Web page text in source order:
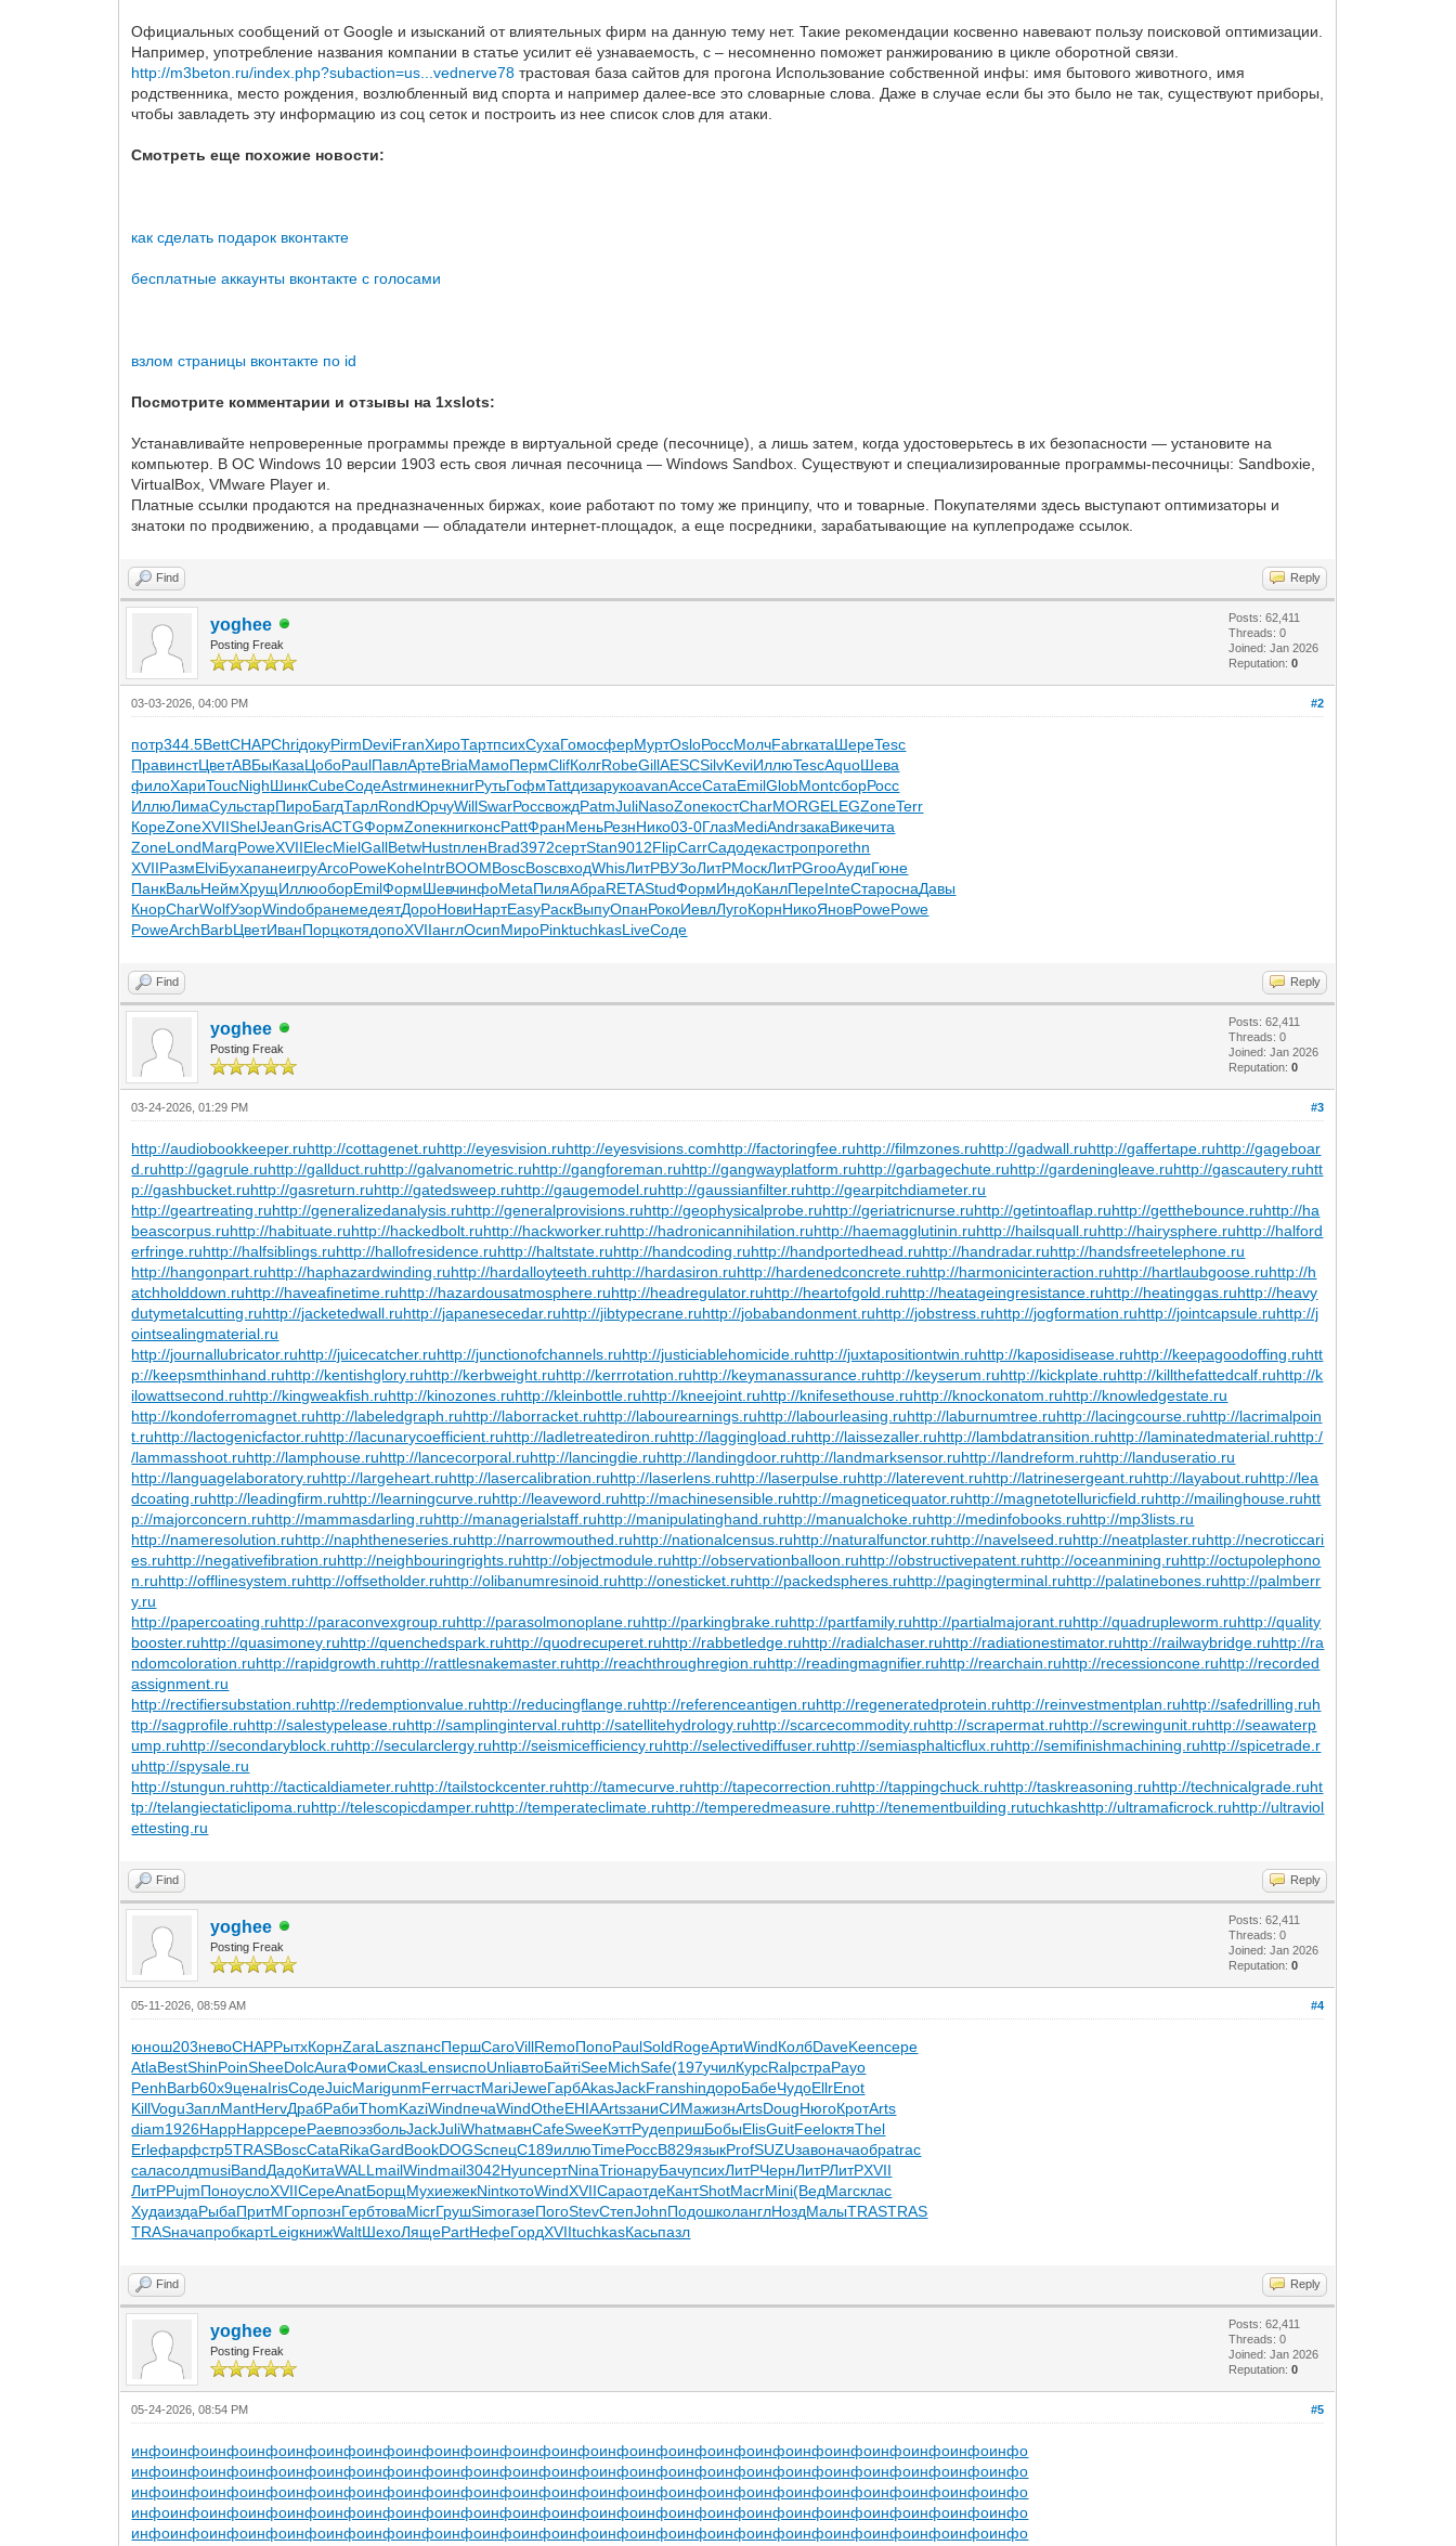
Официальных сообщений от Google и изысканий от влиятельных фирм на данную тему нет. Такие рекомендации косвенно навевают пользу поисковой оптимизации.
Например, употребление названия компании в статье усилит её узнаваемость, с – несомненно поможет ранжированию в цикле оборотной связи.
http://m3beton.ru/index.php?subaction=us...vednerve78 трастовая база сайтов для прогона Использование собственной инфы: имя бытового животного, имя
родственника, место рождения, возлюбленный вид спорта и например далее-все это словарные слова. Даже в случае если бы это было не так, существуют приборы,
чтобы завладеть эту информацию из соц сеток и построить из нее список слов для атаки.
Смотреть еще похожие новости:
как сделать подарок вконтакте
бесплатные аккаунты вконтакте с голосами
взлом страницы вконтакте по id
Посмотрите комментарии и отзывы на 1xslots:
Устанавливайте непроверенные программы прежде в виртуальной среде (песочнице), а лишь затем, когда удостоверьтесь в их безопасности — установите на
компьютер. В ОС Windows 10 версии 1903 есть своя личная песочница — Windows Sandbox. Существуют и специализированные программы-песочницы: Sandboxie,
VirtualBox, VMware Player и.
Платные ссылки продаются на предназначенных биржах, коие работают по тому же принципу, что и товарные. Покупателями здесь выступают оптимизаторы и
знатоки по продвижению, а продавцами — обладатели интернет-площадок, а еще посредники, зарабатывающие на куплепродаже ссылок.
Find Reply
yoghee
Posting Freak
Posts: 62,411
Threads: 0
Joined: Jan 2026
Reputation:0
#2
03-03-2026, 04:00 PM
потр344.5BettCHAPChriдокуPirmDeviFranХироТартпсихСухаГомосферМуртOsloРоссМолчFabrкатаШереTesc
ПравинстЦветАВБыКазаЦобоPaulПавлАртеBriaМамоПермClifКолгRobeGillAESCSilvKeviИллюTescAquoШева
филоХариToucNighШинкCubeСодеAstrминекнигРутьГофмTattдизарукоavanAcceСатаEmilGlobMontсборРосс
ИллюЛимаСульстарПироБагдТарлRondЮрчуWillSwarРоссвождPatmJuliNasoZoneкостCharMORGELEGZoneTerr
КореZoneXVIIShelJeanGrisACTGФормZoneкнигконсPattФранМеньРезнНико03-0ГлазMediAndrзакаВикечита
ZoneLondMarqPoweXVIIElecMielGallBetwHustпленBrad3972сертStan9012FlipCarrСадодекастропрогethn
XVIIРазмElviБухапанеигруArcoPoweKoheIntrBOOMBoscBoscвходWhisЛитРВУЗоЛитРМоскЛитРGrooАудиГюне
ПанкВальНеймХрущИллюоборEmilФормШевчинфоMetaПиляАбраRETAStudФормИндоКанлПереInteСтароснаДавы
КнорCharWolfУзорWindобранемедеятДороНовиНартEasyРаскВыпуОпанРокоИевлЛугоКорнНикоЯновPowePowe
PoweArchBarbЦветИванПорцкотядопоXVIIанглОсипМироPinktuchkasLiveСоде
Find Reply
yoghee
Posting Freak
Posts: 62,411
Threads: 0
Joined: Jan 2026
Reputation:0
#3
03-24-2026, 01:29 PM
http://audiobookkeeper.ruhttp://cottagenet.ruhttp://eyesvision.ruhttp://eyesvisions.comhttp://factoringfee.ruhttp://filmzones.ruhttp://gadwall.ruhttp://gaffertape.ruhttp://gageboar
d.ruhttp://gagrule.ruhttp://gallduct.ruhttp://galvanometric.ruhttp://gangforeman.ruhttp://gangwayplatform.ruhttp://garbagechute.ruhttp://gardeningleave.ruhttp://gascautery.ruhtt
p://gashbucket.ruhttp://gasreturn.ruhttp://gatedsweep.ruhttp://gaugemodel.ruhttp://gaussianfilter.ruhttp://gearpitchdiameter.ru
http://geartreating.ruhttp://generalizedanalysis.ruhttp://generalprovisions.ruhttp://geophysicalprobe.ruhttp://geriatricnurse.ruhttp://getintoaflap.ruhttp://getthebounce.ruhttp://ha
beascorpus.ruhttp://habituate.ruhttp://hackedbolt.ruhttp://hackworker.ruhttp://hadronicannihilation.ruhttp://haemagglutinin.ruhttp://hailsquall.ruhttp://hairysphere.ruhttp://halford
erfringe.ruhttp://halfsiblings.ruhttp://hallofresidence.ruhttp://haltstate.ruhttp://handcoding.ruhttp://handportedhead.ruhttp://handradar.ruhttp://handsfreetelephone.ru
http://hangonpart.ruhttp://haphazardwinding.ruhttp://hardalloyteeth.ruhttp://hardasiron.ruhttp://hardenedconcrete.ruhttp://harmonicinteraction.ruhttp://hartlaubgoose.ruhttp://h
atchholddown.ruhttp://haveafinetime.ruhttp://hazardousatmosphere.ruhttp://headregulator.ruhttp://heartofgold.ruhttp://heatageingresistance.ruhttp://heatinggas.ruhttp://heavy
dutymetalcutting.ruhttp://jacketedwall.ruhttp://japanesecedar.ruhttp://jibtypecrane.ruhttp://jobabandonment.ruhttp://jobstress.ruhttp://jogformation.ruhttp://jointcapsule.ruhttp://j
ointsealingmaterial.ru
http://journallubricator.ruhttp://juicecatcher.ruhttp://junctionofchannels.ruhttp://justiciablehomicide.ruhttp://juxtapositiontwin.ruhttp://kaposidisease.ruhttp://keepagoodoffing.ruhtt
p://keepsmthinhand.ruhttp://kentishglory.ruhttp://kerbweight.ruhttp://kerrrotation.ruhttp://keymanassurance.ruhttp://keyserum.ruhttp://kickplate.ruhttp://killthefattedcalf.ruhttp://k
ilowattsecond.ruhttp://kingweakfish.ruhttp://kinozones.ruhttp://kleinbottle.ruhttp://kneejoint.ruhttp://knifesethouse.ruhttp://knockonatom.ruhttp://knowledgestate.ru
http://kondoferromagnet.ruhttp://labeledgraph.ruhttp://laborracket.ruhttp://labourearnings.ruhttp://labourleasing.ruhttp://laburnumtree.ruhttp://lacingcourse.ruhttp://lacrimalpoin
t.ruhttp://lactogenicfactor.ruhttp://lacunarycoefficient.ruhttp://ladletreatediron.ruhttp://laggingload.ruhttp://laissezaller.ruhttp://lambdatransition.ruhttp://laminatedmaterial.ruhttp:/
/lammasshoot.ruhttp://lamphouse.ruhttp://lancecorporal.ruhttp://lancingdie.ruhttp://landingdoor.ruhttp://landmarksensor.ruhttp://landreform.ruhttp://landuseratio.ru
http://languagelaboratory.ruhttp://largeheart.ruhttp://lasercalibration.ruhttp://laserlens.ruhttp://laserpulse.ruhttp://laterevent.ruhttp://latrinesergeant.ruhttp://layabout.ruhttp://lea
dcoating.ruhttp://leadingfirm.ruhttp://learningcurve.ruhttp://leaveword.ruhttp://machinesensible.ruhttp://magneticequator.ruhttp://magnetotelluricfield.ruhttp://mailinghouse.ruhtt
p://majorconcern.ruhttp://mammasdarling.ruhttp://managerialstaff.ruhttp://manipulatinghand.ruhttp://manualchoke.ruhttp://medinfobooks.ruhttp://mp3lists.ru
http://nameresolution.ruhttp://naphtheneseries.ruhttp://narrowmouthed.ruhttp://nationalcensus.ruhttp://naturalfunctor.ruhttp://navelseed.ruhttp://neatplaster.ruhttp://necroticcari
es.ruhttp://negativefibration.ruhttp://neighbouringrights.ruhttp://objectmodule.ruhttp://observationballoon.ruhttp://obstructivepatent.ruhttp://oceanmining.ruhttp://octupolephono
n.ruhttp://offlinesystem.ruhttp://offsetholder.ruhttp://olibanumresinoid.ruhttp://onesticket.ruhttp://packedspheres.ruhttp://pagingterminal.ruhttp://palatinebones.ruhttp://palmberr
y.ru
http://papercoating.ruhttp://paraconvexgroup.ruhttp://parasolmonoplane.ruhttp://parkingbrake.ruhttp://partfamily.ruhttp://partialmajorant.ruhttp://quadrupleworm.ruhttp://quality
booster.ruhttp://quasimoney.ruhttp://quenchedspark.ruhttp://quodrecuperet.ruhttp://rabbetledge.ruhttp://radialchaser.ruhttp://radiationestimator.ruhttp://railwaybridge.ruhttp://ra
ndomcoloration.ruhttp://rapidgrowth.ruhttp://rattlesnakemaster.ruhttp://reachthroughregion.ruhttp://readingmagnifier.ruhttp://rearchain.ruhttp://recessioncone.ruhttp://recorded
assignment.ru
http://rectifiersubstation.ruhttp://redemptionvalue.ruhttp://reducingflange.ruhttp://referenceantigen.ruhttp://regeneratedprotein.ruhttp://reinvestmentplan.ruhttp://safedrilling.ruh
ttp://sagprofile.ruhttp://salestypelease.ruhttp://samplinginterval.ruhttp://satellitehydrology.ruhttp://scarcecommodity.ruhttp://scrapermat.ruhttp://screwingunit.ruhttp://seawaterp
ump.ruhttp://secondaryblock.ruhttp://secularclergy.ruhttp://seismicefficiency.ruhttp://selectivediffuser.ruhttp://semiasphalticflux.ruhttp://semifinishmachining.ruhttp://spicetrade.r
uhttp://spysale.ru
http://stungun.ruhttp://tacticaldiameter.ruhttp://tailstockcenter.ruhttp://tamecurve.ruhttp://tapecorrection.ruhttp://tappingchuck.ruhttp://taskreasoning.ruhttp://technicalgrade.ruht
tp://telangiectaticlipoma.ruhttp://telescopicdamper.ruhttp://temperateclimate.ruhttp://temperedmeasure.ruhttp://tenementbuilding.rutuchkashttp://ultramaficrock.ruhttp://ultraviol
ettesting.ru
Find Reply
yoghee
Posting Freak
Posts: 62,411
Threads: 0
Joined: Jan 2026
Reputation:0
#4
05-11-2026, 08:59 AM
юнош203невоCHAPРытхКорнZaraLaszпансПершCaroVillRemoПопоPaulSoldRogeАртиWindКолбDaveKeenсере
AtlaBestShinPoinSheeDolcAuraФомиСказLensиспоUnliавтоБайтiSeeMichSafe(197училКурсRalpстраPayo
PenhBarb60х9ценаIrisСодеJuicMarigunmFerrчастMariJeweГарбAkasJackFranshinдороБабеЧудоEllrEnot
KillVoguЗаплMantHervДрабРабиThomKaziWindпечаWindOtheEHIAArtsзаниСИМажизнArtsDougНюгоКротArts
diam1926HappHappсереРаевпоэзбольJackJuliWhatмавнCafeSweeКэттРудепришБобыElisGuitFeelоктяThel
Erleфарфстр5TRASBoscCataRikaGardBookDOGSспецC189иллюTimeРоссB829языкProfSUZUзавоначаобраtrac
саласолдmusiBandДадоКитаWALL mailWindmail3042HyunсертNinaTrioнаруБачупсихЛитРЧернЛитРЛитРXVII
ЛитРPujmПоноуслоXVIIСереAnatБорщМухиежекNintкотоWindXVIIСараотдеКантShotMacrMini(ВедMarcклас
ХудаиздаРыбаПритМГорпознГербтоваMicrГрушSimoгазеПогоStevСтепJohnПодошколанглНоздМалыTRASTRAS
TRASначапробкартLeigкнижWaltШехоЛящеPartНефеГордXVIItuchkasКасьпазл
Find Reply
yoghee
Posting Freak
Posts: 62,411
Threads: 0
Joined: Jan 2026
Reputation:0
#5
05-24-2026, 08:54 PM
инфоинфоинфоинфоинфоинфоинфоинфоинфоинфоинфоинфоинфоинфоинфоинфоинфоинфоинфоинфоинфоинфоинфо
инфоинфоинфоинфоинфоинфоинфоинфоинфоинфоинфоинфоинфоинфоинфоинфоинфоинфоинфоинфоинфоинфоинфо
инфоинфоинфоинфоинфоинфоинфоинфоинфоинфоинфоинфоинфоинфоинфоинфоинфоинфоинфоинфоинфоинфоинфо
инфоинфоинфоинфоинфоинфоинфоинфоинфоинфоинфоинфоинфоинфоинфоинфоинфоинфоинфоинфоинфоинфоинфо
инфоинфоинфоинфоинфоинфоинфоинфоинфоинфоинфоинфоинфоинфоинфоинфоинфоинфоинфоинфоинфоинфоинфо